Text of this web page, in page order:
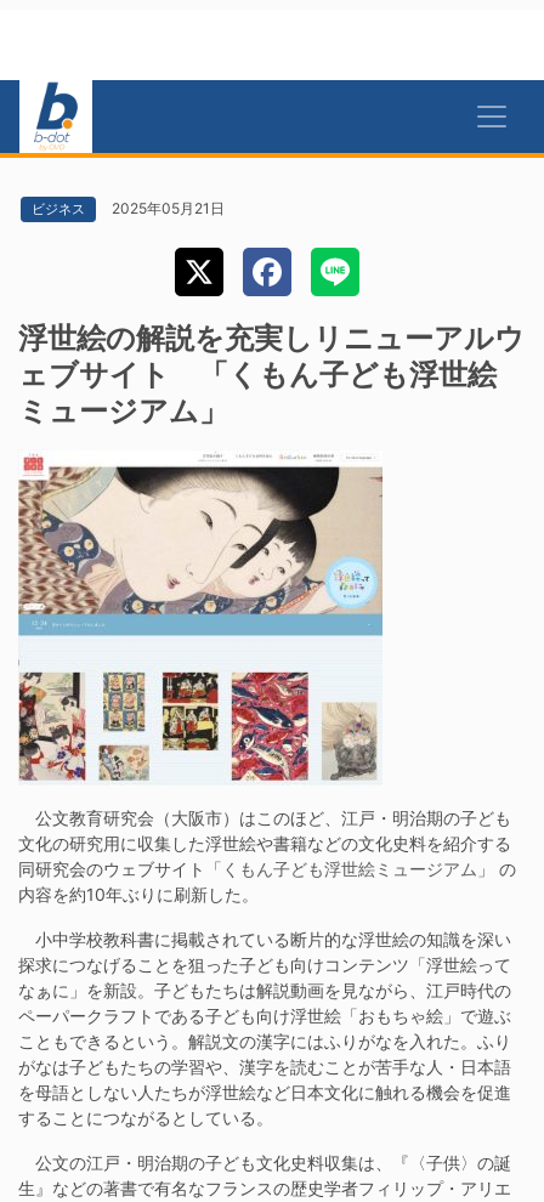
ビジネス 2025年05月21日
浮世絵の解説を充実しリニューアルウ
ェブサイト 「くもん子ども浮世絵
ミュージアム」
公文教育研究会（大阪市）はこのほど、江戸・明治期の子ども
文化の研究用に収集した浮世絵や書籍などの文化史料を紹介する
同研究会のウェブサイト「 くもん子ども浮世絵ミュージアム 」 の
内容を約10年ぶりに刷新した。
小中学校教科書に掲載されている断片的な浮世絵の知識を深い
探求につなげることを狙った子ども向けコンテンツ「浮世絵って
なぁに」を新設。子どもたちは解説動画を見ながら、江戸時代の
ペーパークラフトである子ども向け浮世絵「おもちゃ絵」で遊ぶ
こともできるという。解説文の漢字にはふりがなを入れた。ふり
がなは子どもたちの学習や、漢字を読むことが苦手な人・日本語
を母語としない人たちが浮世絵など日本文化に触れる機会を促進
することにつながるとしている。
公文の江戸・明治期の子ども文化史料収集は、『〈子供〉の誕
生』などの著書で有名なフランスの歴史学者フィリップ・アリエ